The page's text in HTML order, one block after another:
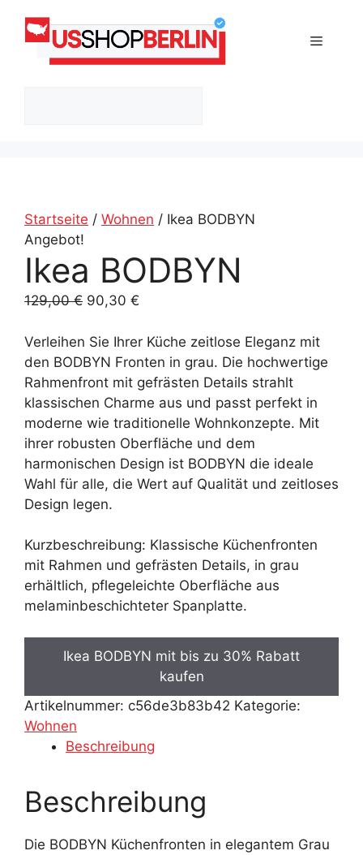
Inhalt
springen
Menü
Startseite / Wohnen / Ikea BODBYN
Angebot!
Ikea BODBYN
129,00€ Ursprünglicher
war:
129,00 €
90,30 €
ist:
90,30 €.
Verleihen Sie Ihrer Küche zeitlose Eleganz mit
den BODBYN Fronten in grau. Die hochwertige
Rahmenfront mit gefrästen Details strahlt
klassischen Charme aus und passt perfekt in
moderne wie traditionelle Wohnkonzepte. Mit
ihrer robusten Oberfläche und dem
harmonischen Design ist BODBYN die ideale
Wahl für alle, die Wert auf Qualität und zeitloses
Design legen.
Kurzbeschreibung: Klassische Küchenfronten
mit Rahmen und gefrästen Details, in grau
erhältlich, pflegeleichte Oberfläche aus
melaminbeschichteter Spanplatte.
Ikea BODBYN mit bis zu 30% Rabatt
kaufen
Artikelnummer: c56de3b83b42 Kategorie:
Wohnen
Beschreibung
Beschreibung
Die BODBYN Küchenfronten in elegantem Grau